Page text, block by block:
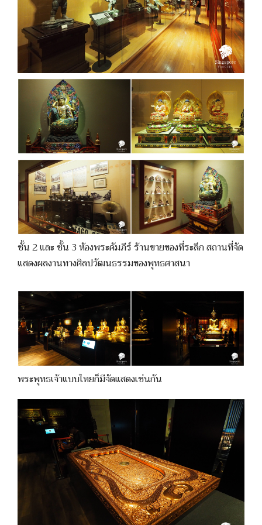
ชั้น 2 และ ชั้น 3 ห้องพระคัมภีร์ ร้านขายของที่ระลึก สถานที่จัด
แสดงผลงานทางศิลปวัฒนธรรมของพุทธศาสนา
พระพุทธเจ้าแบบไทยก็มีจัดแสดงเช่นกัน